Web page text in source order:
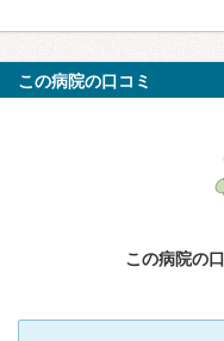
この病院の口コミ
この病院の